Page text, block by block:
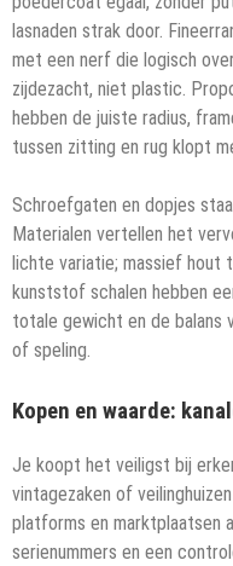
lasnaden strak door.
met een nerf die logisch
zijdezacht, niet plastic.
hebben de juiste radius,
tussen zitting en rug klopt
Schroefgaten en dopjes
Materialen vertellen het
lichte variatie; massief hout
kunststof schalen hebben
totale gewicht en de balans
of speling.
Kopen en waarde:
Je koopt het veiligst bij
vintagezaken of
platforms en marktplaatsen
serienummers en een